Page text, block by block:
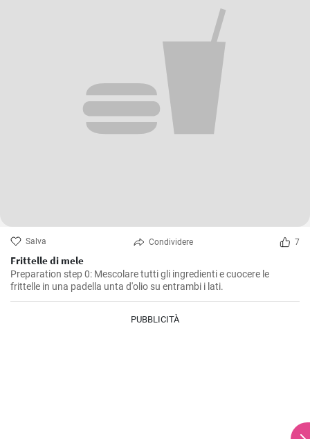
Salva Condividere 7
Frittelle di mele
Preparation step 0: Mescolare tutti gli ingredienti e cuocere le
frittelle in una padella unta d'olio su entrambi i lati.
PUBBLICITÀ